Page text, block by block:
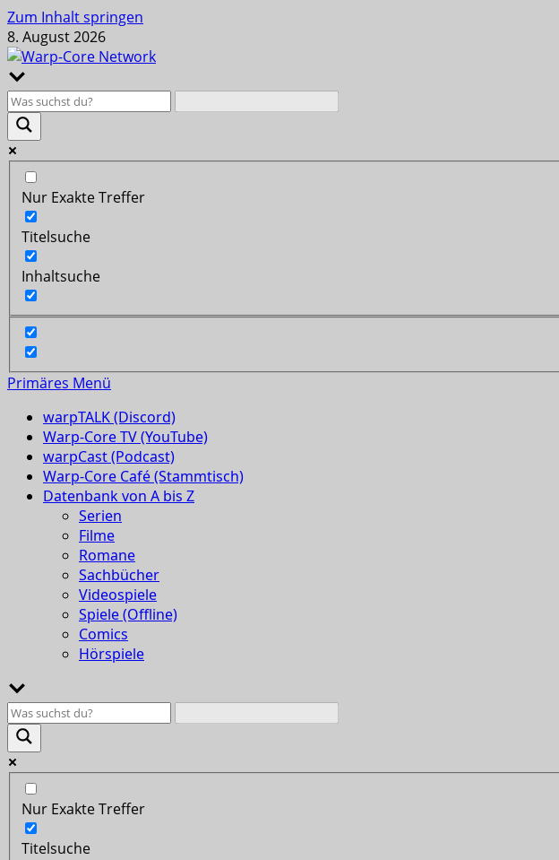
Zum Inhalt springen
8. August 2026
Nur Exakte Treffer
Titelsuche
Inhaltsuche
Primäres Menü
warpTALK (Discord)
Warp-Core TV (YouTube)
warpCast (Podcast)
Warp-Core Café (Stammtisch)
Datenbank von A bis Z
Serien
Filme
Romane
Sachbücher
Videospiele
Spiele (Offline)
Comics
Hörspiele
Nur Exakte Treffer
Titelsuche